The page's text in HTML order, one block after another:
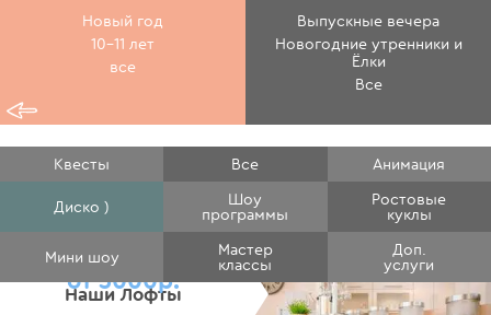
Новый год
10-11 лет
все
Выпускные вечера
Новогодние утренники и
Ёлки
Все
Квесты Все Анимация
Диско ) Шоу
программы
Ростовые
куклы
Мини шоу Мастер
классы
Доп.
услуги
Наши Лофты
от 3000р.